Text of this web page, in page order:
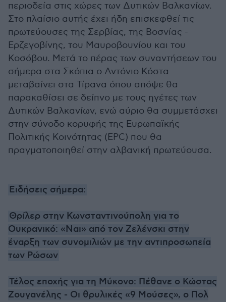
περιοδεία στις χώρες των Δυτικών Βαλκανίων.
Στο πλαίσιο αυτής έχει ήδη επισκεφθεί τις
πρωτεύουσες της Σερβίας, της Βοσνίας -
Ερζεγοβίνης, του Μαυροβουνίου και του
Κοσόβου. Μετά το πέρας των συναντήσεων του
σήμερα στα Σκόπια ο Αντόνιο Κόστα
μεταβαίνει στα Τίρανα όπου απόψε θα
παρακαθίσει σε δείπνο με τους ηγέτες των
Δυτικών Βαλκανίων, ενώ αύριο θα συμμετάσχει
στην σύνοδο κορυφής της Ευρωπαϊκής
Πολιτικής Κοινότητας (EPC) που θα
πραγματοποιηθεί στην αλβανική πρωτεύουσα.
Ειδήσεις σήμερα:
Θρίλερ στην Κωνσταντινούπολη για το
Ουκρανικό: «Ναι» από τον Ζελένσκι στην
έναρξη των συνομιλιών με την αντιπροσωπεία
των Ρώσων
Τέλος εποχής για τη Μύκονο: Πέθανε ο Κώστας
Ζουγανέλης - Οι θρυλικές «9 Μούσες», ο Πολ